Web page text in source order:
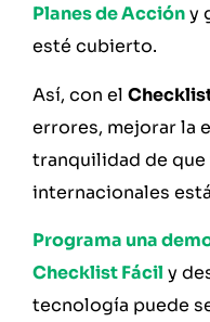
Planes de Accióny
esté cubierto.
Así, con el
errores, mejorar la
tranquilidad de
internacionales
Programa una
Checklist Fácil y
tecnología puede